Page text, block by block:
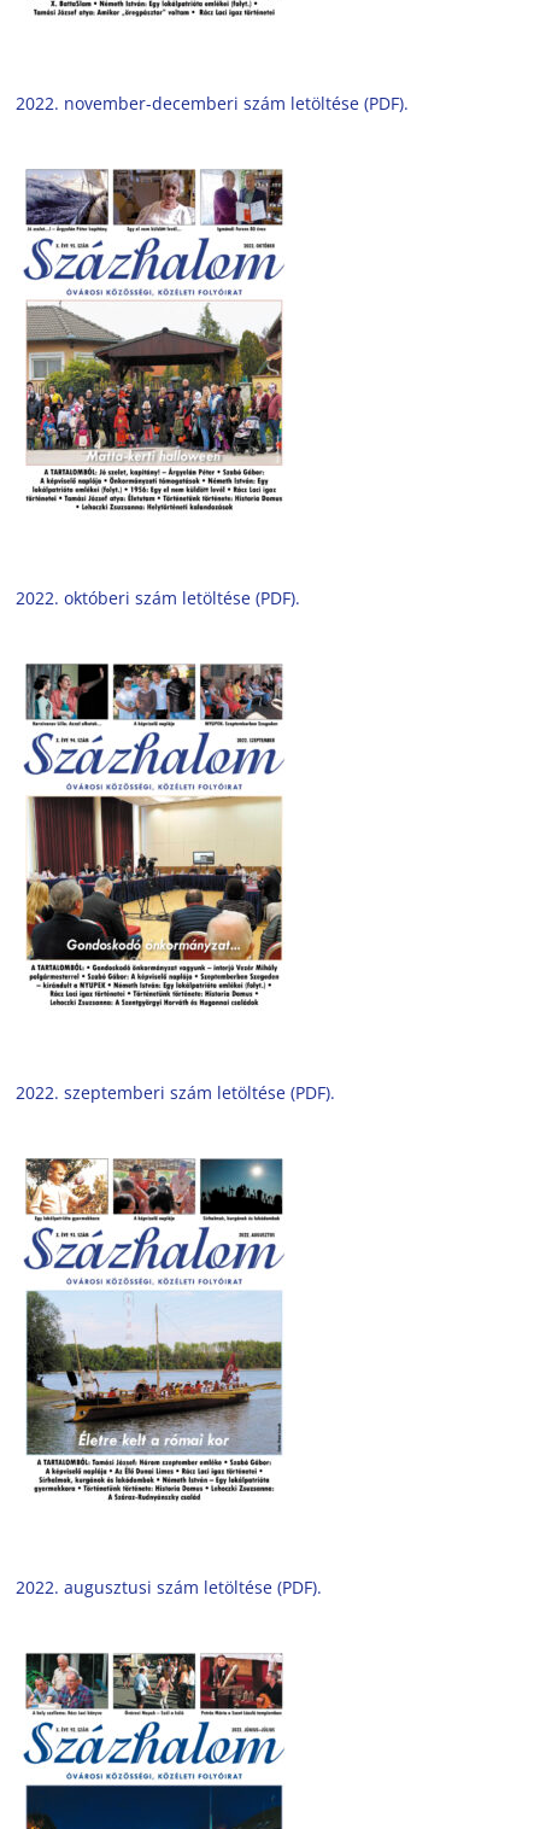
2022. november-decemberi szám letöltése (PDF).
2022. októberi szám letöltése (PDF).
2022. szeptemberi szám letöltése (PDF).
2022. augusztusi szám letöltése (PDF).